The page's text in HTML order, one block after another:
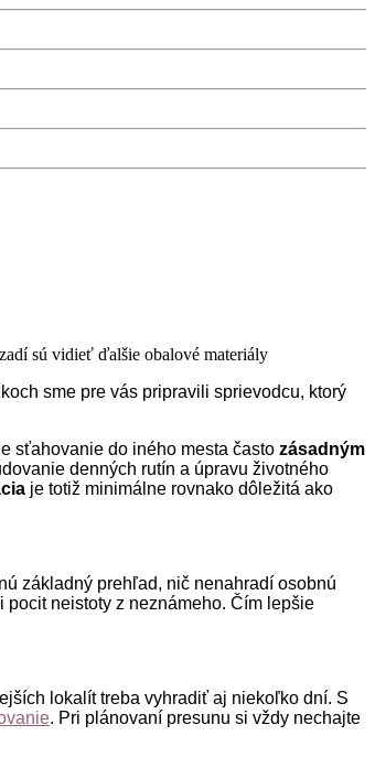
sme pre vás pripravili sprievodcu, ktorý
sťahovanie do iného mesta často zásadným
denných rutín a úpravu životného
je totiž minimálne rovnako dôležitá ako
základný prehľad, nič nenahradí osobnú
neistoty z neznámeho. Čím lepšie
lokalít treba vyhradiť aj niekoľko dní. S
. Pri plánovaní presunu si vždy nechajte